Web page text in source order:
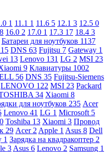
1 11.1 1 11.6 5 12.1 3 12.5 0
16.0 2 17.0 1 17.3 17 18.4 3
Батареи для ноутбуков 1137
DNS 63 Fujitsu 7 Gateway 1
13 Lenovo 131 LG 2 MSI 23
9 Клавиатуры 1002
56 DNS 35 Fujitsu-Siemens
LENOVO 122 MSI 23 Packard
34 Xiaomi 8
для ноутбуков 235 Acer
Lenovo 41 LG 1 Microsoft 5
Toshiba 13 Xiaomi 3 Провод
29 Acer 2 Apple 1 Asus 8 Dell
1 Зарядка на квадракоптер 2
3 Asus 6 Lenovo 2 Samsung 1